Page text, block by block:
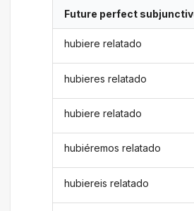
Future perfect
hubiere relatado
hubieres relatado
hubiere relatado
hubiéremos relatado
hubiereis relatado